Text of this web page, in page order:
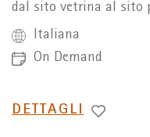
dal sito vetrina al sito
Italiana
On Demand
PASSA
DETTAGLI